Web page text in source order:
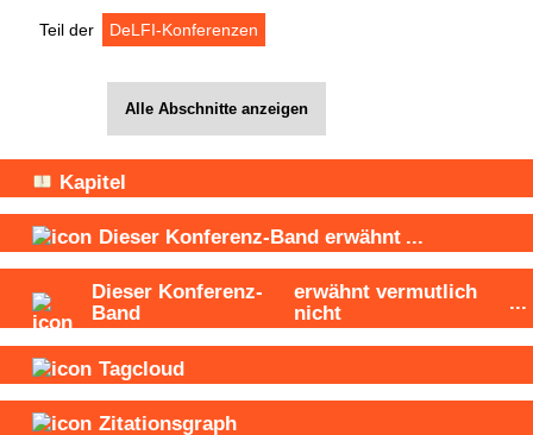
Teil der DeLFI-Konferenzen
Alle Abschnitte anzeigen
Kapitel
Dieser Konferenz-Band erwähnt ...
Dieser Konferenz-
Band
erwähnt vermutlich
nicht
...
Tagcloud
Zitationsgraph